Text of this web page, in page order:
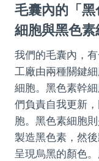
毛囊內的「
細胞與黑色
我們的毛囊內，
工廠由兩種關鍵
細胞。黑色素幹
們負責自我更新
胞。黑色素細胞
製造黑色素，然
呈現烏黑的顏色